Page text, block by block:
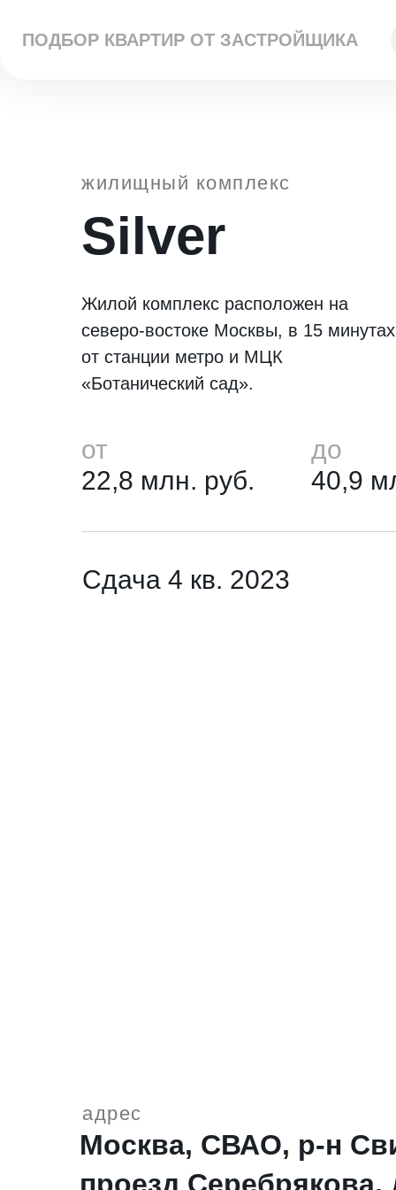
ПОДБОР КВАРТИР ОТ ЗАСТРОЙЩИКА
Жилой комплекс расположен на
северо-востоке Москвы, в 15 минутах
от станции метро и МЦК
«Ботанический сад».
жилищный комплекс
Silver
22,8 млн. руб.
Сдача 4 кв. 2023
40,9
от до
адрес
Москва, СВАО, р-н